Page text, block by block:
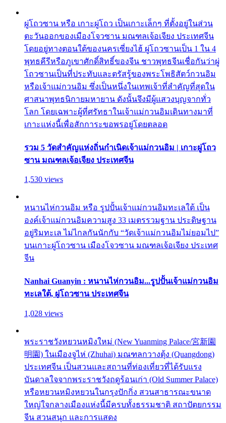
ผู่โถวซาน หรือ เกาะผู่โถว เป็นเกาะเล็กๆ ที่ตั้งอยู่ในส่วน
ตะวันออกของเมืองโจวซาน มณฑลเจ้อเจียง ประเทศจีน
โดยอยู่ทางตอนใต้ของนครเซี่ยงไฮ้ ผู่โถวซานเป็น 1 ใน 4
พุทธคีรีหรือภูเขาศักดิ์สิทธิ์ของจีน ชาวพุทธจีนเชื่อกันว่าผู่
โถวซานเป็นที่ประทับและตรัสรู้ของพระโพธิสัตว์กวนอิม
หรือเจ้าแม่กวนอิม ซึ่งเป็นหนึ่งในเทพเจ้าที่สำคัญที่สุดใน
ศาสนาพุทธนิกายมหายาน ดังนั้นจึงมีผู้แสวงบุญจากทั่ว
โลก โดยเฉพาะผู้ที่ศรัทธาในเจ้าแม่กวนอิมเดินทางมาที่
เกาะแห่งนี้เพื่อสักการะขอพรอยู่โดยตลอด
รวม 5 วัดสำคัญแห่งถิ่นกำเนิดเจ้าแม่กวนอิม | เกาะผู่โถว
ซาน มณฑลเจ้อเจียง ประเทศจีน
1,530 views
หนานไห่กวนอิม หรือ รูปปั้นเจ้าแม่กวนอิมทะเลใต้ เป็น
องค์เจ้าแม่กวนอิมความสูง 33 เมตรรวมฐาน ประดิษฐาน
อยู่ริมทะเล ไม่ไกลกันนักกับ “วัดเจ้าแม่กวนอิมไม่ยอมไป”
บนเกาะผู่โถวซาน เมืองโจวซาน มณฑลเจ้อเจียง ประเทศ
จีน
Nanhai Guanyin : หนานไห่กวนอิม...รูปปั้นเจ้าแม่กวนอิม
ทะเลใต้, ผู่โถวซาน ประเทศจีน
1,028 views
พระราชวังหยวนหมิงใหม่ (New Yuanming Palace/宮新園
明園) ในเมืองจูไห่ (Zhuhai) มณฑลกวางตุ้ง (Quangdong)
ประเทศจีน เป็นสวนและสถานที่ท่องเที่ยวที่ได้รับแรง
บันดาลใจจากพระราชวังฤดูร้อนเก่า (Old Summer Palace)
หรือหยวนหมิงหยวนในกรุงปักกิ่ง สวนสาธารณะขนาด
ใหญ่ใจกลางเมืองแห่งนี้มีครบทั้งธรรมชาติ สถาปัตยกรรม
จีน สวนสนุก และการแสดง